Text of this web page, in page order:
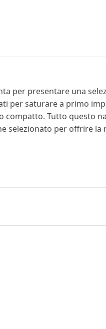
per presentare una
per saturare a primo
Tutto questo
selezionato per offrire la